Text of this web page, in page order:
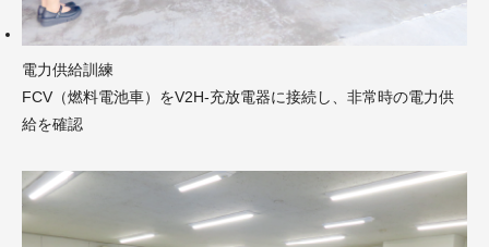
電力供給訓練
FCV（燃料電池車）をV2H-充放電器に接続し、非常時の電力供
給を確認